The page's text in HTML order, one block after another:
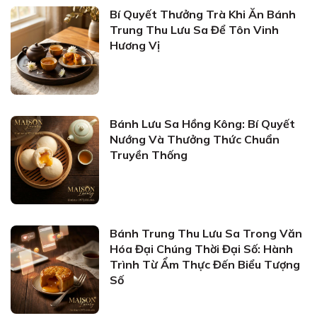
Bí Quyết Thưởng Trà Khi Ăn Bánh
Trung Thu Lưu Sa Để Tôn Vinh
Hương Vị
Bánh Lưu Sa Hồng Kông: Bí Quyết
Nướng Và Thưởng Thức Chuẩn
Truyền Thống
Bánh Trung Thu Lưu Sa Trong Văn
Hóa Đại Chúng Thời Đại Số: Hành
Trình Từ Ẩm Thực Đến Biểu Tượng
Số